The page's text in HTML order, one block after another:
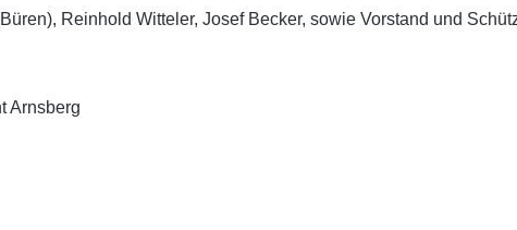
Reinhold Witteler, Josef Becker, sowie Vorstand und
Arnsberg